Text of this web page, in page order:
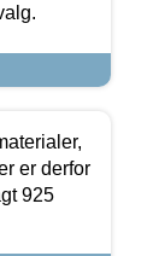
er derfor
925